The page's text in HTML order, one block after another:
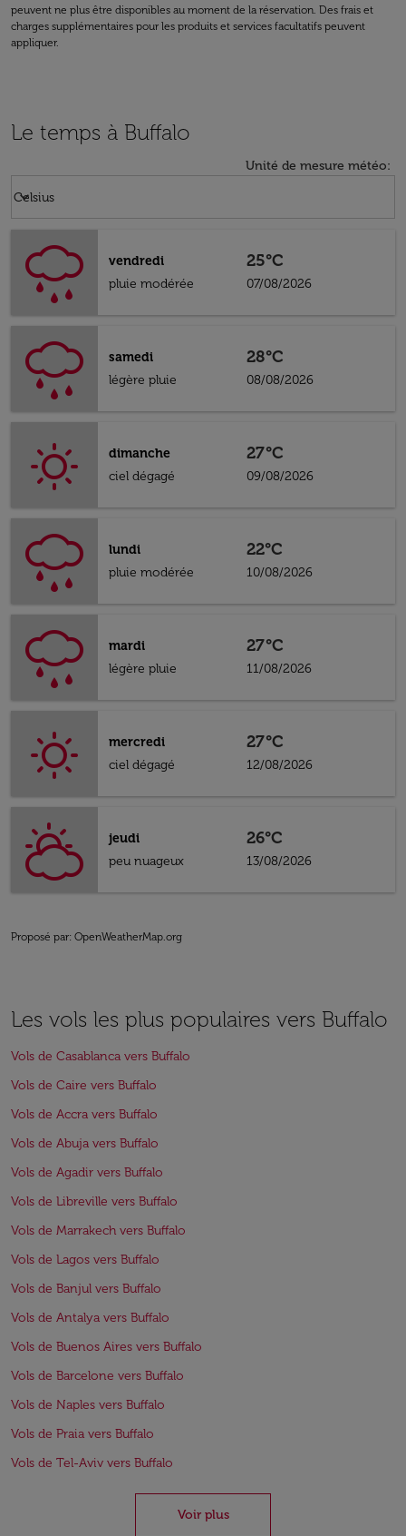
peuvent ne plus être disponibles au moment de la réservation. Des frais et
charges supplémentaires pour les produits et services facultatifs peuvent
appliquer.
Le temps à Buffalo
Unité de mesure météo:
Celsius
keyboard_arrow_down
vendredi
pluie modérée
25°C
07/08/2026
samedi
légère pluie
28°C
08/08/2026
dimanche
ciel dégagé
27°C
09/08/2026
lundi
pluie modérée
22°C
10/08/2026
mardi
légère pluie
27°C
11/08/2026
mercredi
ciel dégagé
27°C
12/08/2026
jeudi
peu nuageux
26°C
13/08/2026
Proposé par: OpenWeatherMap.org
Les vols les plus populaires vers Buffalo
Vols de Casablanca vers Buffalo
Vols de Caire vers Buffalo
Vols de Accra vers Buffalo
Vols de Abuja vers Buffalo
Vols de Agadir vers Buffalo
Vols de Libreville vers Buffalo
Vols de Marrakech vers Buffalo
Vols de Lagos vers Buffalo
Vols de Banjul vers Buffalo
Vols de Antalya vers Buffalo
Vols de Buenos Aires vers Buffalo
Vols de Barcelone vers Buffalo
Vols de Naples vers Buffalo
Vols de Praia vers Buffalo
Vols de Tel-Aviv vers Buffalo
Voir plus